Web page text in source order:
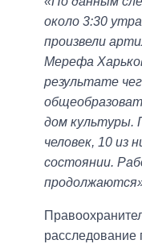
около 3:30
произвели
Мерефа
результате
дом культуры.
человек, 10 из
состоянии.
расследование